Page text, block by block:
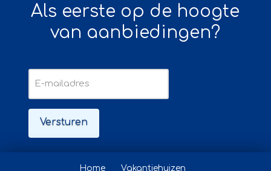
Als eerste op de hoogte
van aanbiedingen?
Home Vakantiehuizen